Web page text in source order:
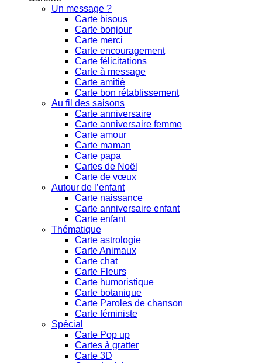
Un message ?
Carte bisous
Carte bonjour
Carte merci
Carte encouragement
Carte félicitations
Carte à message
Carte amitié
Carte bon rétablissement
Au fil des saisons
Carte anniversaire
Carte anniversaire femme
Carte amour
Carte maman
Carte papa
Cartes de Noël
Carte de vœux
Autour de l’enfant
Carte naissance
Carte anniversaire enfant
Carte enfant
Thématique
Carte astrologie
Carte Animaux
Carte chat
Carte Fleurs
Carte humoristique
Carte botanique
Carte Paroles de chanson
Carte féministe
Spécial
Carte Pop up
Cartes à gratter
Carte 3D